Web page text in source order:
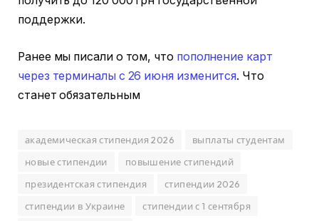
поддержки.
Ранее мы писали о том, что пополнение карт
через терминалы с 26 июня изменится. Что
станет обязательным
академическая стипендия 2026
выплаты студентам
новые стипендии
повышение стипендий
президентская стипендия
стипендии 2026
стипендии в Украине
стипендии с 1 сентября